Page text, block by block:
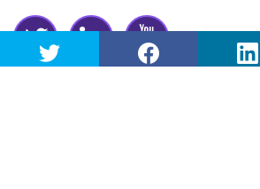
Twitter LinkedIn
YouTube